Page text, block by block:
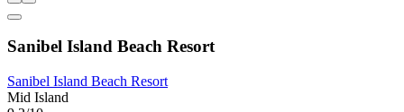
Sanibel Island Beach Resort
Sanibel Island Beach Resort
Mid Island